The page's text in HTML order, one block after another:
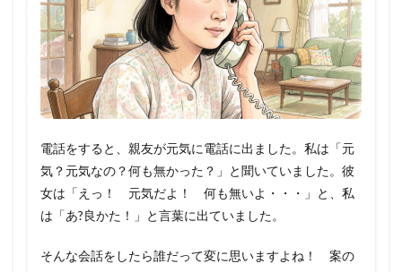
電話をすると、親友が元気に電話に出ました。私は「元
気？元気なの？何も無かった？」と聞いていました。彼
女は「えっ！ 元気だよ！ 何も無いよ・・・」と、私
は「あ?良かた！」と言葉に出ていました。
そんな会話をしたら誰だって変に思いますよね！ 案の